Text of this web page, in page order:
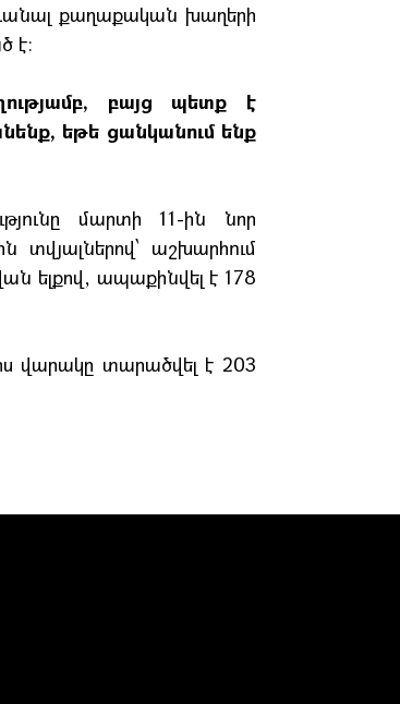
քաղաքական խաղերի
է։
բայց պետք է
եթե ցանկանում ենք
մարտի 11-ին նոր
տվյալներով՝ աշխարհում
ելքով, ապաքինվել է 178
վարակը տարածվել է 203